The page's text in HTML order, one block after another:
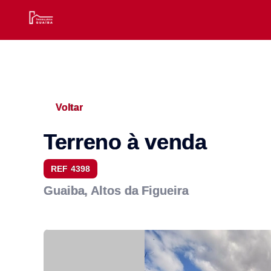
Voltar
Terreno à venda
REF 4398
Guaiba, Altos da Figueira